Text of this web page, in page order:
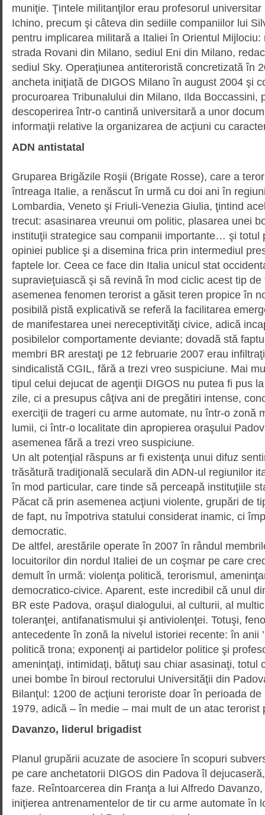
muniţie. Ţintele militanţilor erau profesorul
Ichino, precum şi câteva din se­diile companiilor lui
pentru implicarea militară a Italiei în Orientul
strada Rovani din Milano, sediul Eni din Milano,
sediul Sky. Operaţiu­nea antiteroristă concretizată în
ancheta iniţiată de DIGOS Milano în august 2004 şi
procuroarea Tribuna­lu­lui din Milano, Ilda Boccassini,
descoperirea într-o cantină univer­sitară a unor
informaţii relative la organizarea de acţiuni cu
ADN antistatal
Gruparea Brigăzile Roşii (Brigate Rosse), care a
întreaga Italie, a renăscut în urmă cu doi ani în
Lombardia, Veneto şi Friuli-Venezia Giulia, ţintind
trecut: asasinarea vreunui om politic, plasarea unei
instituţii strategice sau companii importante… şi totul
opiniei publice şi a disemina frica prin intermediul
faptele lor. Ceea ce face din Italia unicul stat
supravieţuiască şi să revină în mod ciclic acest tip
asemenea fenomen terorist a găsit teren propice în
posibilă pistă explicativă se referă la facilitarea
de manifestarea unei nereceptivităţi civice, adică
posibilelor comportamente deviante; dovadă stă
membri BR arestaţi pe 12 februarie 2007 erau
sindicalistă CGIL, fără a trezi vreo suspiciune. Mai
tipul celui dejucat de agenţii DIGOS nu putea fi pus
zile, ci a pre­su­pus câţiva ani de pregătiri intense,
exerciţii de trageri cu arme automate, nu într-o zonă
lumii, ci într-o localitate din apropierea oraşului
asemenea fără a trezi vreo suspiciune.
Un alt potenţial răspuns ar fi exis­tenţa unui difuz
trăsătură tradiţională seculară din ADN-ul regiunilor
în mod particular, care tinde să per­ceapă instituţiile
Păcat că prin asemenea acţiuni violente, grupări de
de fapt, nu împotriva statului considerat inamic, ci
democratic.
De altfel, arestările operate în 2007 în rândul
locuitorilor din nordul Italiei de un coşmar pe care
demult în urmă: violenţa politică, terorismul,
democratico-civice. Aparent, este incredibil că unul
BR este Padova, oraşul dialo­gu­lui, al culturii, al
toleranţei, antifanatismului şi antivio­len­ţei. Totuşi,
antecedente în zonă la nivelul istoriei recente: în anii
politică trona; exponenţi ai partidelor politice şi
ameninţaţi, intimidaţi, bătuţi sau chiar asasinaţi, totul
unei bombe în biroul rectorului Univer­si­tăţii din
Bilanţul: 1200 de acţiuni teroriste doar în perioada
1979, adică – în medie – mai mult de un atac terorist
Davanzo, liderul brigadist
Planul grupării acuzate de asociere în scopuri
pe care anchetatorii DIGOS din Padova îl
faze. Reîntoarcerea din Franţa a lui Alfredo
iniţie­rea antrenamentelor de tir cu arme automate în